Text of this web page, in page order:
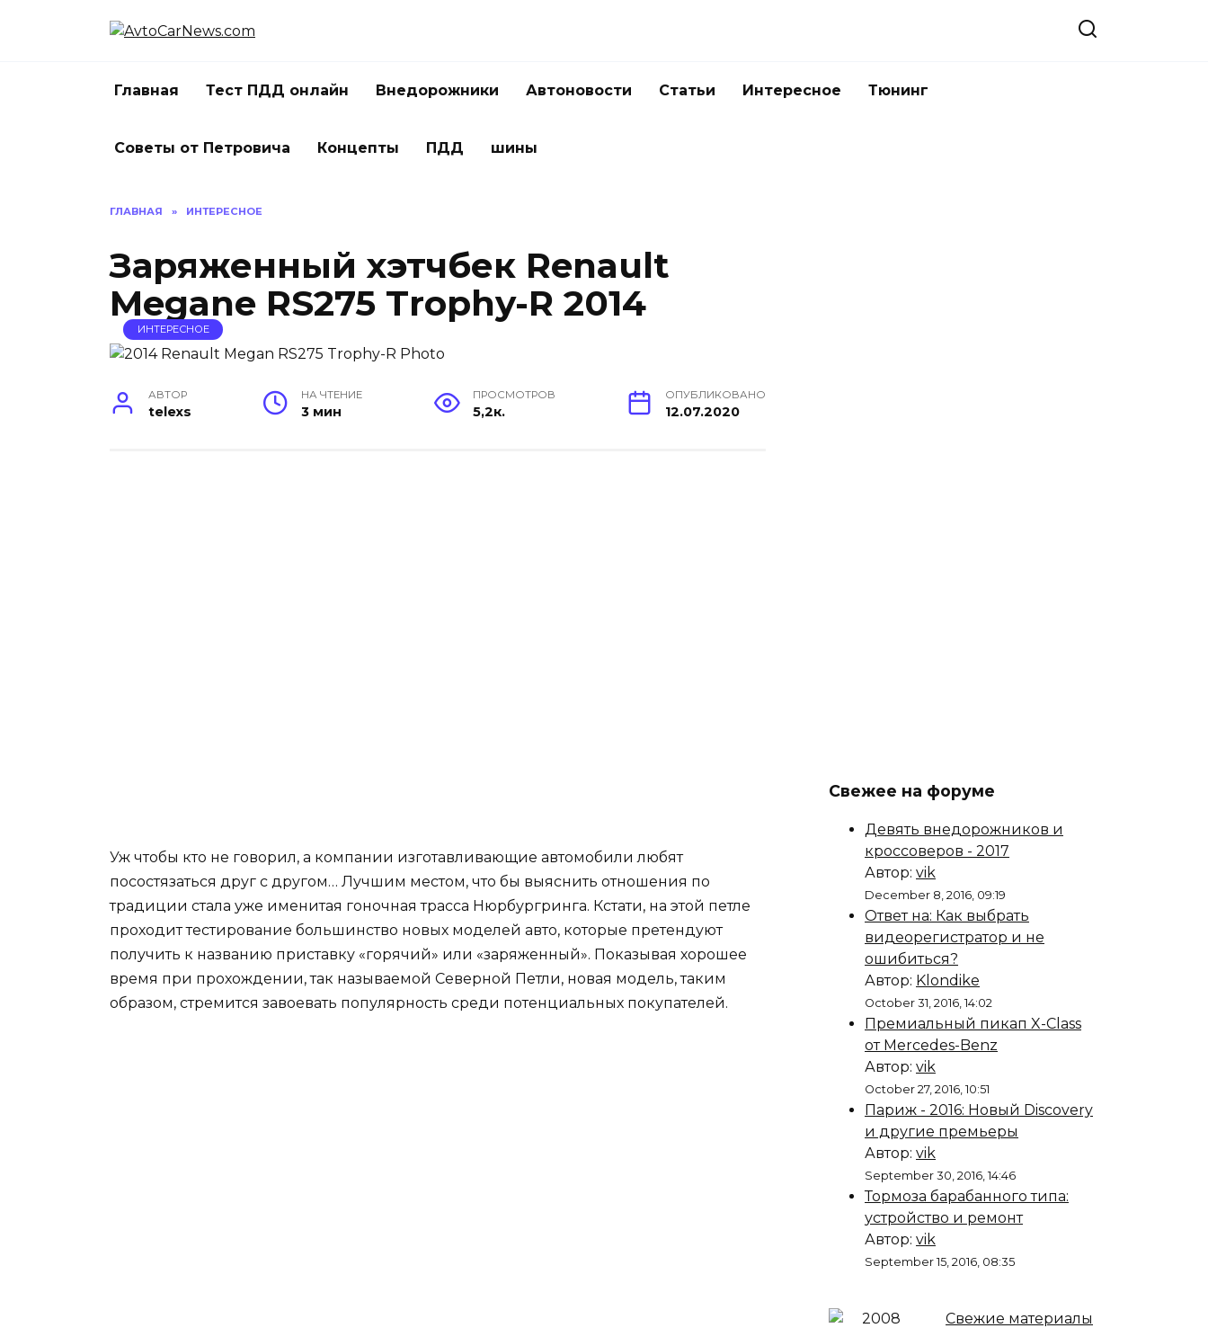
Главная Тест ПДД онлайн Внедорожники Автоновости Статьи Интересное Тюнинг
Советы от Петровича Концепты ПДД шины
ГЛАВНАЯ » ИНТЕРЕСНОЕ
Заряженный хэтчбек Renault
Megane RS275 Trophy-R 2014
ИНТЕРЕСНОЕ
АВТОР
telexs
НА ЧТЕНИЕ
3 мин
ПРОСМОТРОВ
5,2к.
ОПУБЛИКОВАНО
12.07.2020
Уж чтобы кто не говорил, а компании изготавливающие автомобили любят
посостязаться друг с другом… Лучшим местом, что бы выяснить отношения по
традиции стала уже именитая гоночная трасса Нюрбургринга. Кстати, на этой петле
проходит тестирование большинство новых моделей авто, которые претендуют
получить к названию приставку «горячий» или «заряженный». Показывая хорошее
время при прохождении, так называемой Северной Петли, новая модель, таким
образом, стремится завоевать популярность среди потенциальных покупателей.
Свежее на форуме
Девять внедорожников и
кроссоверов - 2017
Автор: vik
December 8, 2016, 09:19
Ответ на: Как выбрать
видеорегистратор и не
ошибиться?
Автор: Klondike
October 31, 2016, 14:02
Премиальный пикап X-Class
от Mercedes-Benz
Автор: vik
October 27, 2016, 10:51
Париж - 2016: Новый Discovery
и другие премьеры
Автор: vik
September 30, 2016, 14:46
Тормоза барабанного типа:
устройство и ремонт
Автор: vik
September 15, 2016, 08:35
Свежие материалы